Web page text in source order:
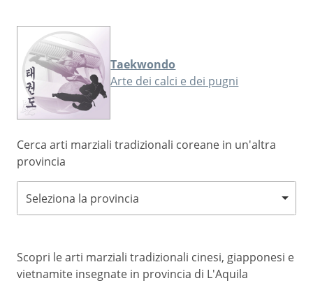
Taekwondo
Arte dei calci e dei pugni
Cerca arti marziali tradizionali coreane in un'altra
provincia
Seleziona la provincia
Scopri le arti marziali tradizionali cinesi, giapponesi e
vietnamite insegnate in provincia di L'Aquila